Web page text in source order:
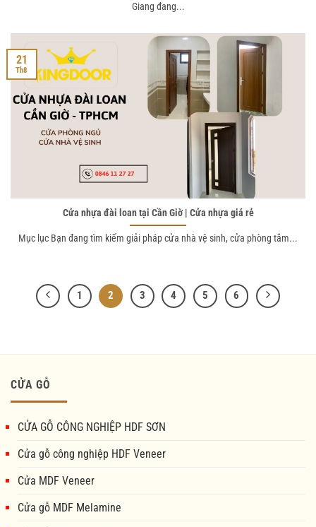
Giang đang...
Cửa nhựa đài loan tại Cần Giờ | Cửa nhựa giá rẻ
Mục lục Bạn đang tìm kiếm giải pháp cửa nhà vệ sinh, cửa phòng tắm...
21
Th8
1 2 3 4 5 6
CỬA GỖ
CỬA GỖ CÔNG NGHIỆP HDF SƠN
Cửa gỗ công nghiệp HDF Veneer
Cửa MDF Veneer
Cửa gỗ MDF Melamine